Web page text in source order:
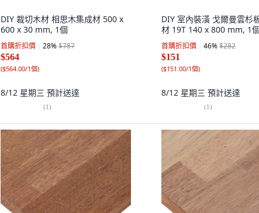
DIY 裁切木材 相思木集成材 500 x
600 x 30 mm, 1個
首購折扣價 28%$787
$564
($564.00/1個)
8/12 星期三 預計送達
(1)
DIY 室內裝潢 戈爾曼雲杉
材 19T 140 x 800 mm, 1個
首購折扣價 46%$282
$151
($151.00/1個)
8/12 星期三 預計送達
(1)